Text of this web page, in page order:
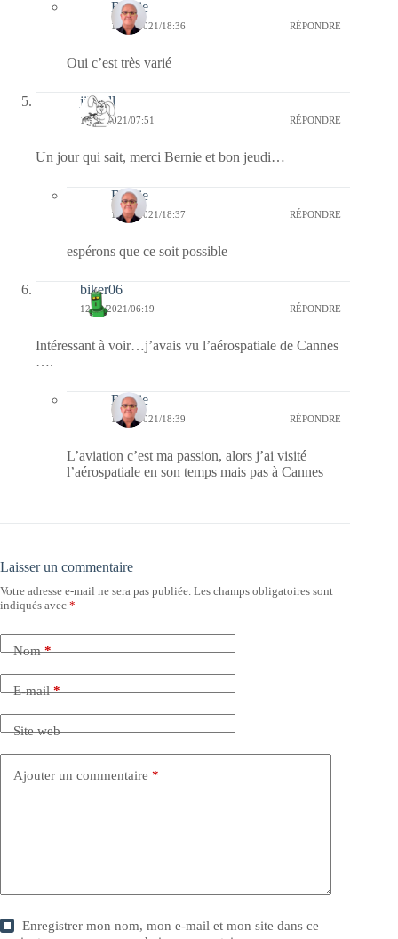
Bernie
12/08/2021/18:36 RÉPONDRE
Oui c’est très varié
jill bill
12/08/2021/07:51 RÉPONDRE
Un jour qui sait, merci Bernie et bon jeudi…
Bernie
12/08/2021/18:37 RÉPONDRE
espérons que ce soit possible
biker06
12/08/2021/06:19 RÉPONDRE
Intéressant à voir…j’avais vu l’aérospatiale de Cannes
….
Bernie
12/08/2021/18:39 RÉPONDRE
L’aviation c’est ma passion, alors j’ai visité
l’aérospatiale en son temps mais pas à Cannes
Laisser un commentaire
Votre adresse e-mail ne sera pas publiée. Les champs obligatoires sont
indiqués avec *
Nom*
E-mail*
Site web
Ajouter un commentaire *
Enregistrer mon nom, mon e-mail et mon site dans ce